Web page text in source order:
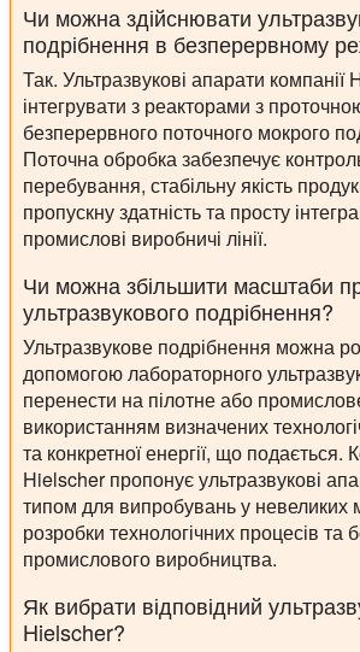
Чи можна здійснювати
подрібнення в безперервному
Так. Ультразвукові апарати
інтегрувати з реакторами з
безперервного поточного мокрого
Поточна обробка забезпечує
перебування, стабільну якість
пропускну здатність та просту
промислові виробничі лінії.
Чи можна збільшити масштаби
ультразвукового подрібнення?
Ультразвукове подрібнення можна
допомогою лабораторного
перенести на пілотне або
використанням визначених
та конкретної енергії, що подається.
Hielscher пропонує ультразвукові
типом для випробувань у невеликих
розробки технологічних процесів та
промислового виробництва.
Як вибрати відповідний
Hielscher?